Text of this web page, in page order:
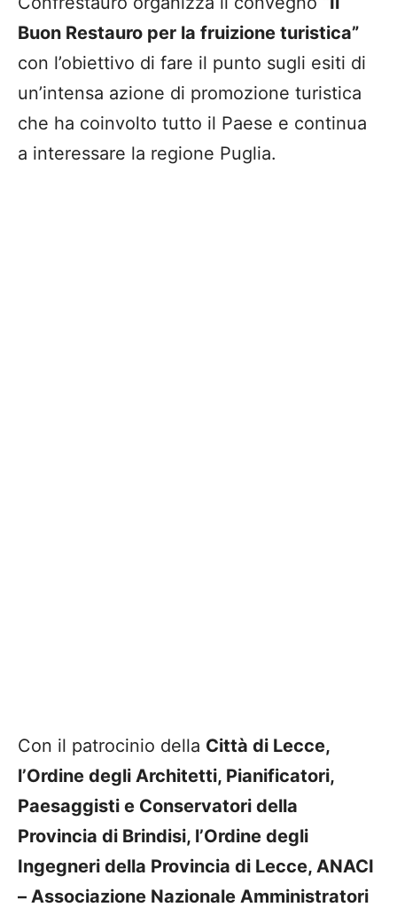
Buon Restauro per la fruizione turistica”
con l’obiettivo di fare il punto sugli esiti di
un’intensa azione di promozione turistica
che ha coinvolto tutto il Paese e continua
a interessare la regione Puglia.
Con il patrocinio della Città di Lecce,
l’Ordine degli Architetti, Pianificatori,
Paesaggisti e Conservatori della
Provincia di Brindisi, l’Ordine degli
Ingegneri della Provincia di Lecce, ANACI
– Associazione Nazionale Amministratori